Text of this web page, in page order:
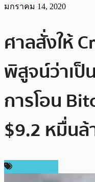
มกราคม 14, 2020
ศาลสั่งให้
พิสูจน์ว่าเป็
การโอน
$9.2 หมื่นล้